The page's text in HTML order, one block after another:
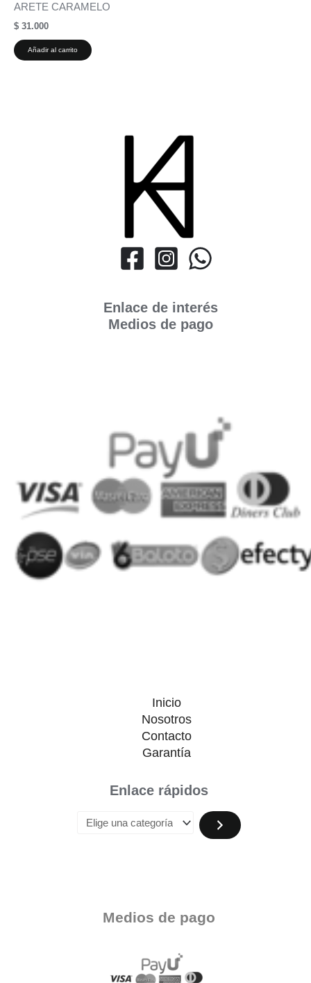
ARETE CARAMELO
$ 31.000
Añadir al carrito
Enlace de interés
Medios de pago
Inicio
Nosotros
Contacto
Garantía
Enlace rápidos
Medios de pago